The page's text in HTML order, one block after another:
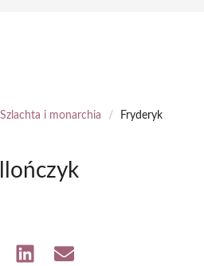
Szlachta i monarchia /
Fryderyk
Share Share